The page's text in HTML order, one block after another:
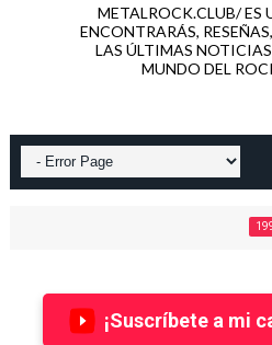
METALROCK.CLUB/ ES
ENCONTRARÁS,
LAS ÚLTIMAS
MUNDO DEL
¡Suscríbete a mi